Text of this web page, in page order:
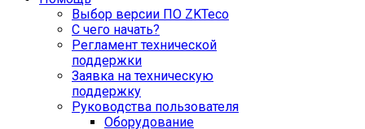
Выбор версии ПО ZKTeco
С чего начать?
Регламент технической
поддержки
Заявка на техническую
поддержку
Руководства пользователя
Оборудование